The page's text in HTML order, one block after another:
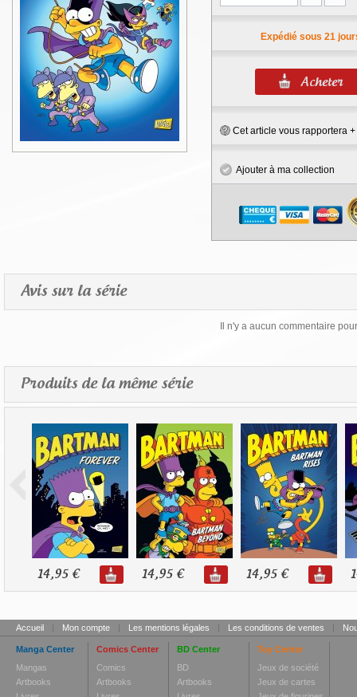
Expédié sous 21
Cet article vous rapportera +
Ajouter à ma collection
Avis sur la série
Il n'y a aucun commentaire
Produits de la même série
14,95 € 14,95 € 14,95 €
Accueil | Mon compte | Les mentions légales | Les conditions de ventes |
Manga Center
Mangas
Artbooks
Comics Center
Comics
Artbooks
BD Center
BD
Artbooks
Toy Center
Jeux de société
Jeux de cartes